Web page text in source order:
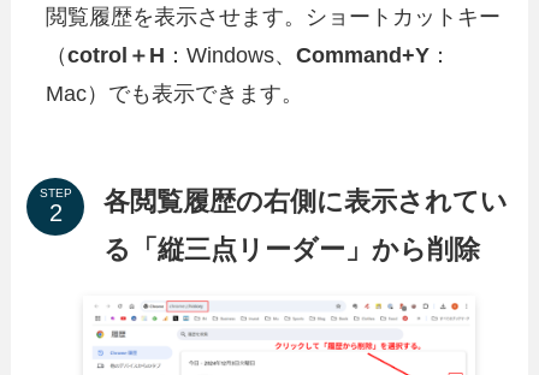
閲覧履歴を表示させます。ショートカットキー
（cotrol＋H ：Windows、Command+Y ：
Mac）でも表示できます。
STEP
各閲覧履歴の右側に表示されてい
る「縦三点リーダー」から削除